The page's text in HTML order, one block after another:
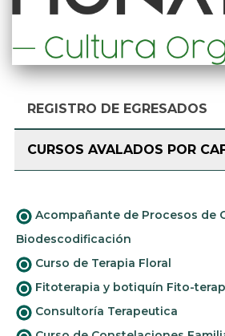
REGISTRO DE EGRESADOS
CURSOS AVALADOS POR
Acompañante de Procesos de
Biodescodificación
Curso de Terapia Floral
Fitoterapia y botiquín Fito-
Consultoría Terapeutica